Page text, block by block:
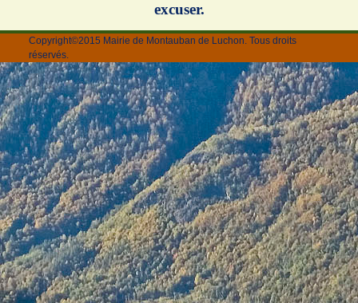
excuser.
Copyright©2015 Mairie de Montauban de Luchon. Tous droits
réservés.